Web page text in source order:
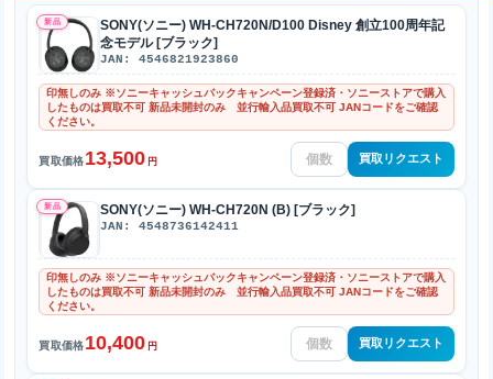
新品
SONY(ソニー) WH-CH720N/D100 Disney 創立100周年記
念モデル [ブラック]
JAN: 4546821923860
印無しのみ ※ソニーキャッシュバックキャンペーン登録済・ソニーストアで購入
したものは買取不可 新品未開封のみ 並行輸入品買取不可 JANコードをご確認
ください。
買取価格13,500 円 買取リクエスト
新品 SONY(ソニー) WH-CH720N (B) [ブラック]
JAN: 4548736142411
印無しのみ ※ソニーキャッシュバックキャンペーン登録済・ソニーストアで購入
したものは買取不可 新品未開封のみ 並行輸入品買取不可 JANコードをご確認
ください。
買取価格10,400 円 買取リクエスト